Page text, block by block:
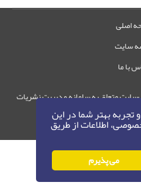
بهتر شما در این
اطلاعات از طریق
می پذیرم
اصلی
سایت
با ما
متعلق به سامانه مدیریت نشریات
رایمگ است.
حق نشر ©
1405-1396